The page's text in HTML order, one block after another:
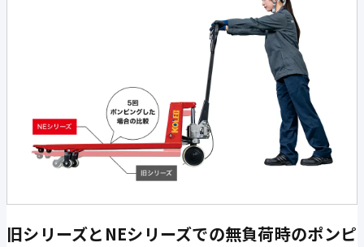
旧シリーズとNEシリーズでの無負荷時のポンピ